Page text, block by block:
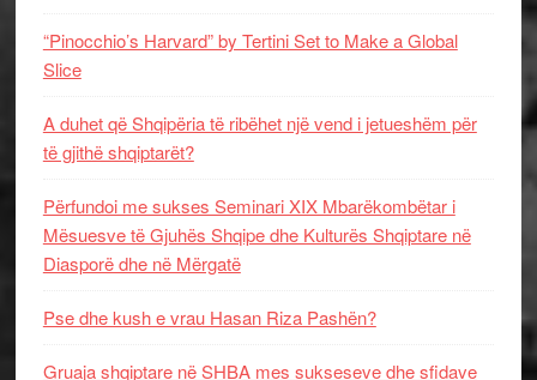
“Pinocchio’s Harvard” by Tertini Set to Make a Global
Slice
A duhet që Shqipëria të ribëhet një vend i jetueshëm për
të gjithë shqiptarët?
Përfundoi me sukses Seminari XIX Mbarëkombëtar i
Mësuesve të Gjuhës Shqipe dhe Kulturës Shqiptare në
Diasporë dhe në Mërgatë
Pse dhe kush e vrau Hasan Riza Pashën?
Gruaja shqiptare në SHBA mes sukseseve dhe sfidave